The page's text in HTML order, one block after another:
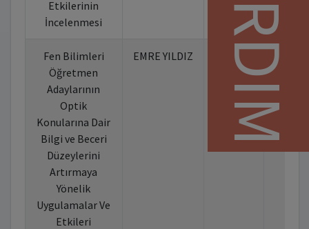
Etkilerinin
İncelenmesi
Fen Bilimleri
Öğretmen
Adaylarının
Optik
Konularına Dair
Bilgi ve Beceri
Düzeylerini
Artırmaya
Yönelik
Uygulamalar Ve
Etkileri
EMRE YILDIZ 164 - 240